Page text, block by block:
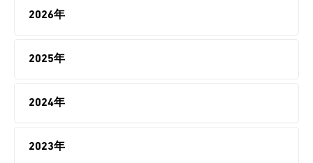
2026年
2025年
2024年
2023年